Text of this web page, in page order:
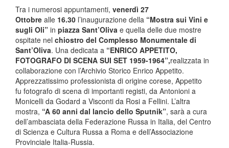
Tra i numerosi appuntamenti, venerdì 27
Ottobre alle 16.30 l’inaugurazione della “Mostra sui Vini e
sugli Oli” in piazza Sant’Oliva e quella delle due mostre
ospitate nel chiostro del Complesso Monumentale di
Sant’Oliva. Una dedicata a “ENRICO APPETITO,
FOTOGRAFO DI SCENA SUI SET 1959-1964”,realizzata in
collaborazione con l’Archivio Storico Enrico Appetito.
Apprezzatissimo professionista di origine corese, Appetito
fu fotografo di scena di importanti registi, da Antonioni a
Monicelli da Godard a Visconti da Rosi a Fellini. L’altra
mostra, “A 60 anni dal lancio dello Sputnik”, sarà a cura
dell’ambasciata della Federazione Russa in Italia, del Centro
di Scienza e Cultura Russa a Roma e dell’Associazione
Provinciale Italia-Russia.